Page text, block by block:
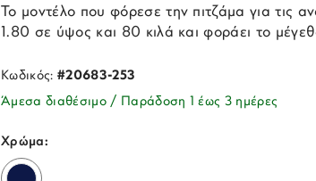
Το μοντέλο που φόρεσε την πιτζάμα για τις
1.80 σε ύψος και 80 κιλά και φοράει το
Κωδικός:#20683-253
Άμεσα διαθέσιμο / Παράδοση 1 έως 3 ημέρες
Χρώμα: